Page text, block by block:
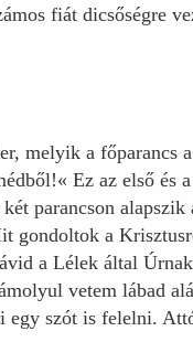
fiát dicsőségre
melyik a főparancs
Ez az első és
parancson alapszik
gondoltok a
a Lélek által
vetem lábad
egy szót is felelni.